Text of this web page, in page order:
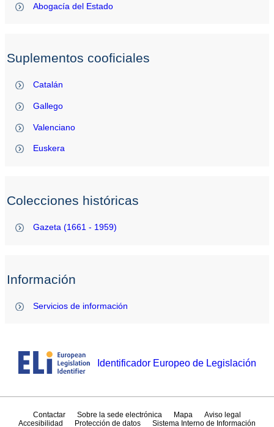
Abogacía del Estado
Suplementos cooficiales
Catalán
Gallego
Valenciano
Euskera
Colecciones históricas
Gazeta (1661 - 1959)
Información
Servicios de información
Identificador Europeo de Legislación
Contactar Sobre la sede electrónica Mapa
Aviso legal
Accesibilidad
Protección de datos Sistema Interno de Información